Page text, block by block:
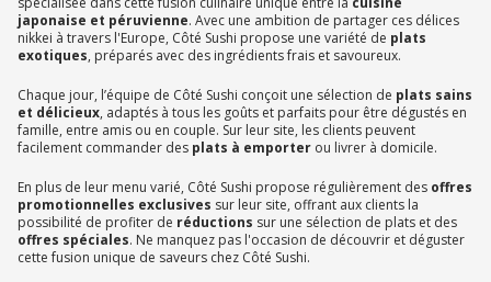
japonaise et péruvienne. Avec une ambition de partager ces délices
nikkei à travers l'Europe, Côté Sushi propose une variété de plats
exotiques, préparés avec des ingrédients frais et savoureux.
Chaque jour, l’équipe de Côté Sushi conçoit une sélection de plats sains
et délicieux, adaptés à tous les goûts et parfaits pour être dégustés en
famille, entre amis ou en couple. Sur leur site, les clients peuvent
facilement commander des plats à emporter ou livrer à domicile.
En plus de leur menu varié, Côté Sushi propose régulièrement des offres
promotionnelles exclusives sur leur site, offrant aux clients la
possibilité de profiter de réductions sur une sélection de plats et des
offres spéciales. Ne manquez pas l'occasion de découvrir et déguster
cette fusion unique de saveurs chez Côté Sushi.